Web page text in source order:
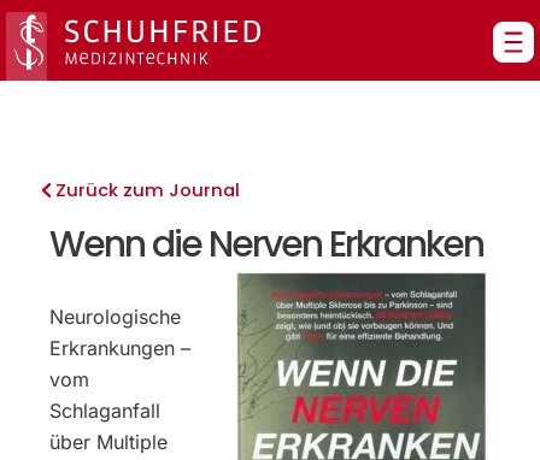
Zum
Inhalt
springen
Zurück zum Journal
Wenn die Nerven Erkranken
Neurologische
Erkrankungen –
vom
Schlaganfall
über Multiple